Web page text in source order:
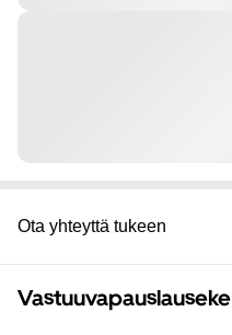
Ota yhteyttä tukeen
Vastuuvapauslauseke